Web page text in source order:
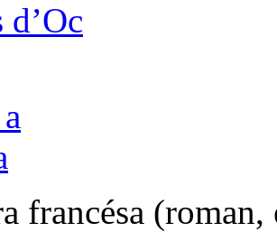
d’Oc
francésa (roman,